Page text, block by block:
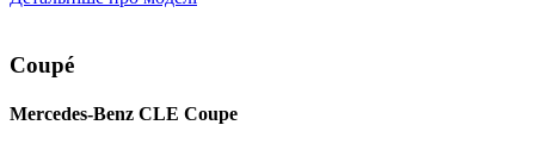
Coupé
Mercedes-Benz CLE Coupe